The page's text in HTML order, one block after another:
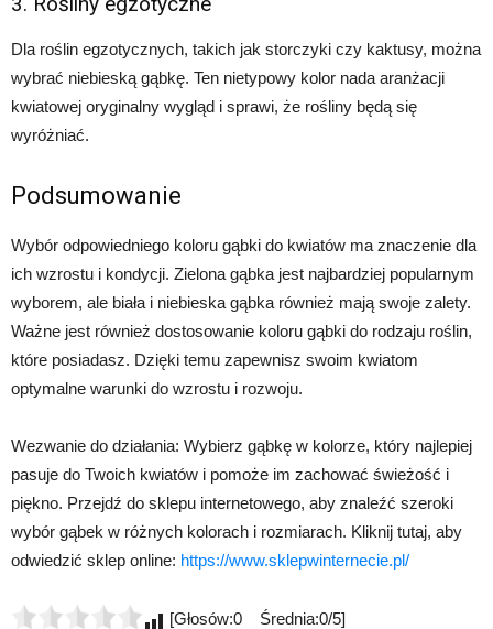
Dla roślin egzotycznych, takich jak storczyki czy kaktusy, można
wybrać niebieską gąbkę. Ten nietypowy kolor nada aranżacji
kwiatowej oryginalny wygląd i sprawi, że rośliny będą się
wyróżniać.
Podsumowanie
Wybór odpowiedniego koloru gąbki do kwiatów ma znaczenie dla
ich wzrostu i kondycji. Zielona gąbka jest najbardziej popularnym
wyborem, ale biała i niebieska gąbka również mają swoje zalety.
Ważne jest również dostosowanie koloru gąbki do rodzaju roślin,
które posiadasz. Dzięki temu zapewnisz swoim kwiatom
optymalne warunki do wzrostu i rozwoju.
Wezwanie do działania: Wybierz gąbkę w kolorze, który najlepiej
pasuje do Twoich kwiatów i pomoże im zachować świeżość i
piękno. Przejdź do sklepu internetowego, aby znaleźć szeroki
wybór gąbek w różnych kolorach i rozmiarach. Kliknij tutaj, aby
odwiedzić sklep online: https://www.sklepwinternecie.pl/
[Głosów:0 Średnia:0/5]